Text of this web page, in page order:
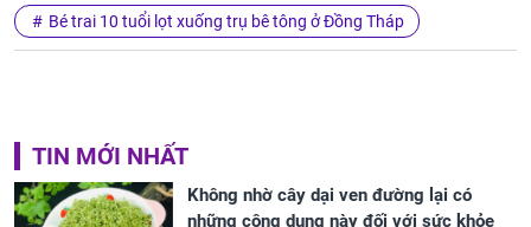
Bé trai 10 tuổi lọt xuống trụ bê tông ở Đồng Tháp
TIN MỚI NHẤT
Không nhờ cây dại ven đường lại có
những công dụng này đối với sức khỏe